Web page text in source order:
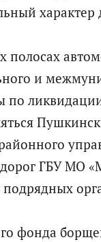
характер
полосах
и
по
ГБУ МО
фонда